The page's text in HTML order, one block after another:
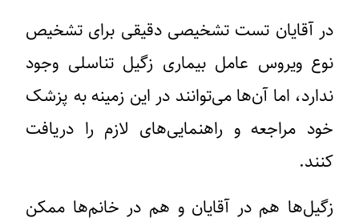
در آقایان تست تشخیصی دقیقی برای تشخیص
نوع ویروس عامل بیماری زگیل تناسلی وجود
ندارد، اما آن‌ها می‌توانند در این زمینه به پزشک
خود مراجعه و راهنمایی‌های لازم را دریافت
کنند.
زگیل‌ها هم در آقایان و هم در خانم‌ها ممکن